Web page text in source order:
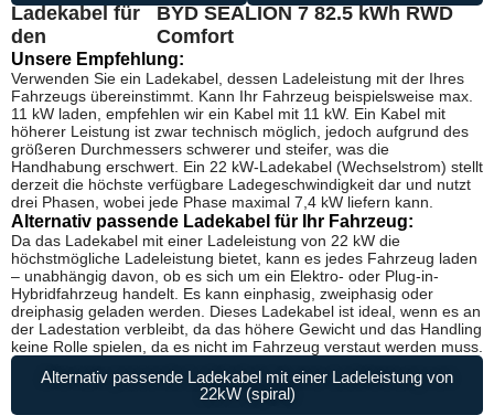
Ladekabel für
den
BYD SEALION 7 82.5 kWh RWD
Comfort
Unsere Empfehlung:
Verwenden Sie ein Ladekabel, dessen Ladeleistung mit der Ihres
Fahrzeugs übereinstimmt. Kann Ihr Fahrzeug beispielsweise max.
11 kW laden, empfehlen wir ein Kabel mit 11 kW. Ein Kabel mit
höherer Leistung ist zwar technisch möglich, jedoch aufgrund des
größeren Durchmessers schwerer und steifer, was die
Handhabung erschwert. Ein 22 kW-Ladekabel (Wechselstrom) stellt
derzeit die höchste verfügbare Ladegeschwindigkeit dar und nutzt
drei Phasen, wobei jede Phase maximal 7,4 kW liefern kann.
Alternativ passende Ladekabel für Ihr Fahrzeug:
Da das Ladekabel mit einer Ladeleistung von 22 kW die
höchstmögliche Ladeleistung bietet, kann es jedes Fahrzeug laden
– unabhängig davon, ob es sich um ein Elektro- oder Plug-in-
Hybridfahrzeug handelt. Es kann einphasig, zweiphasig oder
dreiphasig geladen werden. Dieses Ladekabel ist ideal, wenn es an
der Ladestation verbleibt, da das höhere Gewicht und das Handling
keine Rolle spielen, da es nicht im Fahrzeug verstaut werden muss.
Alternativ passende Ladekabel mit einer Ladeleistung von
22kW (spiral)